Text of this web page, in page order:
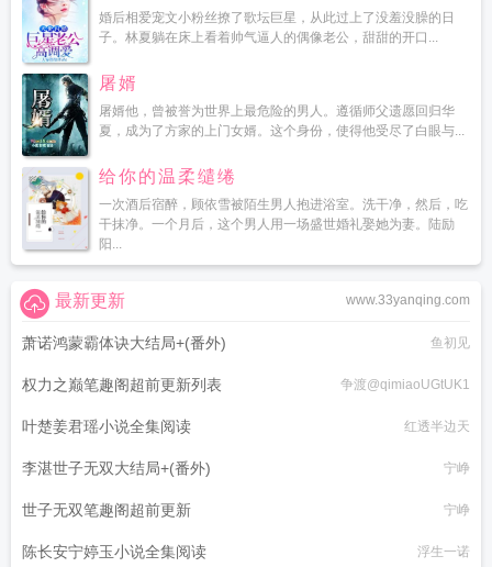
婚后相爱宠文小粉丝撩了歌坛巨星，从此过上了没羞没臊的日
子。林夏躺在床上看着帅气逼人的偶像老公，甜甜的开口...
屠婿
屠婿他，曾被誉为世界上最危险的男人。遵循师父遗愿回归华
夏，成为了方家的上门女婿。这个身份，使得他受尽了白眼与...
给你的温柔缱绻
一次酒后宿醉，顾依雪被陌生男人抱进浴室。洗干净，然后，吃
干抹净。一个月后，这个男人用一场盛世婚礼娶她为妻。陆励
阳...
www.33yanqing.com
最新更新
萧诺鸿蒙霸体诀大结局+(番外) 鱼初见
权力之巅笔趣阁超前更新列表 争渡@qimiaoUGtUK1
叶楚姜君瑶小说全集阅读 红透半边天
李湛世子无双大结局+(番外) 宁峥
世子无双笔趣阁超前更新 宁峥
陈长安宁婷玉小说全集阅读 浮生一诺